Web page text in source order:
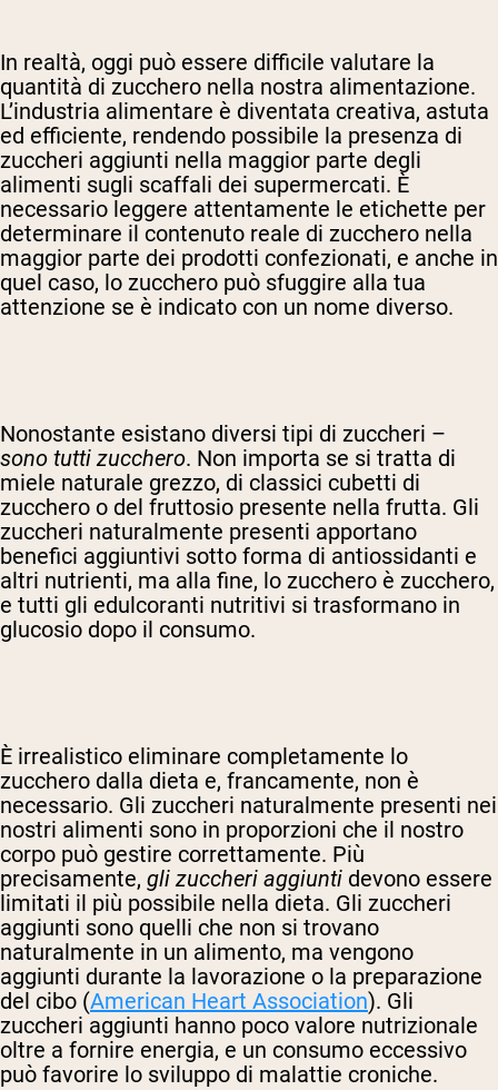
In realtà, oggi può essere difficile valutare la
quantità di zucchero nella nostra alimentazione.
L’industria alimentare è diventata creativa, astuta
ed efficiente, rendendo possibile la presenza di
zuccheri aggiunti nella maggior parte degli
alimenti sugli scaffali dei supermercati. È
necessario leggere attentamente le etichette per
determinare il contenuto reale di zucchero nella
maggior parte dei prodotti confezionati, e anche in
quel caso, lo zucchero può sfuggire alla tua
attenzione se è indicato con un nome diverso.
Nonostante esistano diversi tipi di zuccheri –
sono tutti zucchero. Non importa se si tratta di
miele naturale grezzo, di classici cubetti di
zucchero o del fruttosio presente nella frutta. Gli
zuccheri naturalmente presenti apportano
benefici aggiuntivi sotto forma di antiossidanti e
altri nutrienti, ma alla fine, lo zucchero è zucchero,
e tutti gli edulcoranti nutritivi si trasformano in
glucosio dopo il consumo.
È irrealistico eliminare completamente lo
zucchero dalla dieta e, francamente, non è
necessario. Gli zuccheri naturalmente presenti nei
nostri alimenti sono in proporzioni che il nostro
corpo può gestire correttamente. Più
precisamente, gli zuccheri aggiunti devono essere
limitati il più possibile nella dieta. Gli zuccheri
aggiunti sono quelli che non si trovano
naturalmente in un alimento, ma vengono
aggiunti durante la lavorazione o la preparazione
del cibo (American Heart Association). Gli
zuccheri aggiunti hanno poco valore nutrizionale
oltre a fornire energia, e un consumo eccessivo
può favorire lo sviluppo di malattie croniche.